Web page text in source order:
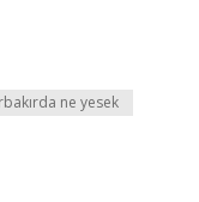
ne yesek